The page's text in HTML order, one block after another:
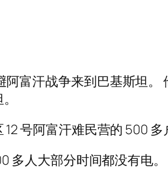
阿富汗战争来到巴基斯坦
号阿富汗难民营的 500 多
多人大部分时间都没有电。